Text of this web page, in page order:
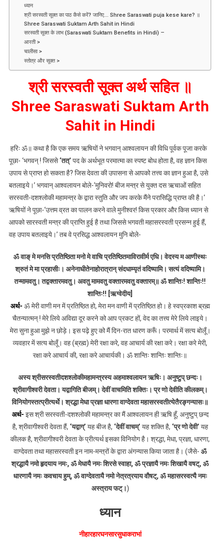
Arth
Sahit
ध्यान
श्री सरस्वती सूक्त का पाठ कैसे करें? जानिए… Shree Saraswati puja kese kare? ॥
Shree Saraswati Suktam Arth Sahit in Hindi
सरस्वती सूक्त के लाभ (Saraswati Suktam Benefits in Hindi) –
आरती >
चालीसा >
स्तोत्र और सूक्त >
श्री सरस्वती सूक्त अर्थ सहित ॥
Shree Saraswati Suktam Arth
Sahit in Hindi
हरिः ॐ॥ कथा है कि एक समय ऋषियों ने भगवान् आश्वलायन की विधि पूर्वक पूजा करके
पूछा- ‘भगवन् ! जिससे‘तत्’ पद के अर्थभूत परमात्मा का स्पष्ट बोध होता है, वह ज्ञान किस
उपाय से प्राप्त हो सकता है? जिस देवता की उपासना से आपको तत्त्व का ज्ञान हुआ है, उसे
बतलाइये।’ भगवान् आश्वलायन बोले-‘मुनिवरो! बीज मन्त्र से युक्त दस ऋचाओं सहित
सरस्वती-दशश्लोकी महामन्त्र के द्वारा स्तुति और जप करके मैंने परासिद्धि प्राप्त की है।’
ऋषियों ने पूछा-‘उत्तम व्रत का पालन करने वाले मुनीश्वर! किस प्रकार और किस ध्यान से
आपको सारस्वती मन्त्र की प्राप्ति हुई है तथा जिससे भगवती महासरस्वती प्रसन्न हुई हैं,
वह उपाय बतलाइये।’ तब वे प्रसिद्ध आश्वलायन मुनि बोले-
ॐ वाङ् मे मनसि प्रतिष्ठिता मनो मे वाचि प्रतिष्ठितमाविरावीर्म एधि। वेदस्य म आणीस्थः
श्रुतं मे मा प्रहासीः। अनेनाधीतेनाहोरात्रान् संदधाम्यृतं वदिष्यामि। सत्यं वदिष्यामि।
तन्मामवतु। तद्वक्तारमवतु। अवतु मामवतु वक्तारमवतु वक्तारम्॥ ॐ शान्तिः! शान्तिः!!
शान्तिः!! [ऋग्वेदीय]
अर्थ- ॐ मेरी वाणी मन में प्रतिष्ठित हो, मेरा मन वाणी में प्रतिष्ठित हो। हे स्वप्रकाश ब्रह्म
चैतन्यात्मन् ! मेरे लिये अविद्या दूर करने को आप प्रकट हों, वेद का तत्त्व मेरे लिये लाइये।
मेरा सुना हुआ मुझे न छोड़े। इस पढ़े हुए को मैं दिन-रात धारण करूँ। परमार्थ में सत्य बोलूँ।
व्यवहार में सत्य बोलूँ। वह (ब्रह्म) मेरी रक्षा करे, वह आचार्य की रक्षा करे। रक्षा करे मेरी,
रक्षा करे आचार्य की, रक्षा करे आचार्यकी। ॐ शान्तिः शान्तिः शान्तिः॥
अस्य श्रीसरस्वतीदशश्लोकीमहामन्त्रस्य अहमाश्वलायन ऋषिः। अनुष्टुप् छन्दः।
श्रीवागीश्वरी देवता। यद्वागिति बीजम्। देवीं वाचमिति शक्तिः। प्र णो देवीति कीलकम्।
विनियोगस्तत्प्रीत्यर्थे। श्रद्धा मेधा प्रज्ञा धारणा वाग्देवता महासरस्वतीत्येतैरङ्गन्यासः॥
अर्थ- इस श्री सरस्वती-दशश्लोकी महामन्त्र का मैं आश्वलायन ही ऋषि हूँ, अनुष्टुप् छन्द
है, श्रीवागीश्वरी देवता हैं, ‘यद्वाग्’ यह बीज है, ‘देवीं वाचम्’ यह शक्ति है, ‘प्र णो देवी’ यह
कीलक है, श्रीवागीश्वरी देवता के प्रीत्यर्थ इसका विनियोग है। श्रद्धा, मेधा, प्रज्ञा, धारणा,
वाग्देवता तथा महासरस्वती इन नाम-मन्त्रों के द्वारा अंगन्यास किया जाता है। (जैसे- ॐ
श्रद्धायै नमो हृदयाय नमः, ॐ मेधायै नमः शिरसे स्वाहा, ॐ प्रज्ञायै नमः शिखायै वषट्, ॐ
धारणायै नमः कवचाय हुम्, ॐ वाग्देवतायै नमो नेत्रत्रयाय वौषट्, ॐ महासरस्वत्यै नमः
अस्त्राय फट्।)
ध्यान
नीहारहारघनसारसुधाकराभां